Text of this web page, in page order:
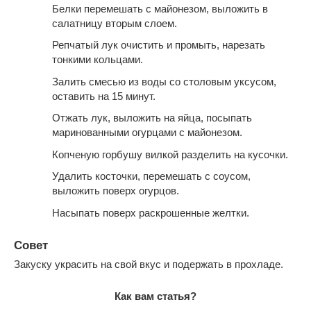
Белки перемешать с майонезом, выложить в
салатницу вторым слоем.
Репчатый лук очистить и промыть, нарезать
тонкими кольцами.
Залить смесью из воды со столовым уксусом,
оставить на 15 минут.
Отжать лук, выложить на яйца, посыпать
маринованными огурцами с майонезом.
Копченую горбушу вилкой разделить на кусочки.
Удалить косточки, перемешать с соусом,
выложить поверх огурцов.
Насыпать поверх раскрошенные желтки.
Совет
Закуску украсить на свой вкус и подержать в прохладе.
Как вам статья?